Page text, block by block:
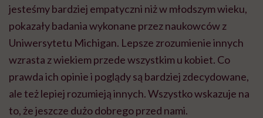
jesteśmy bardziej empatyczni niż w młodszym wieku,
pokazały badania wykonane przez naukowców z
Uniwersytetu Michigan. Lepsze zrozumienie innych
wzrasta z wiekiem przede wszystkim u kobiet. Co
prawda ich opinie i poglądy są bardziej zdecydowane,
ale też lepiej rozumieją innych. Wszystko wskazuje na
to, że jeszcze dużo dobrego przed nami.